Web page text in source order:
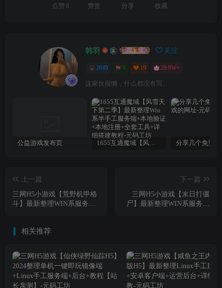
点赞 8 赞赏 分享 收藏
韩羽 关注
2049 0 19 20.9W+
这家伙很懒，什么都没有写...
公益游戏发布页
上一篇
三网H5小游戏【荒野机甲格
斗】最新整理WIN系服务端
下一篇
三网H5小游戏【末日打僵
尸】最新整理WIN系服务端
相关推荐